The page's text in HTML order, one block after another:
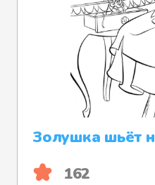
Золушка шьёт
162